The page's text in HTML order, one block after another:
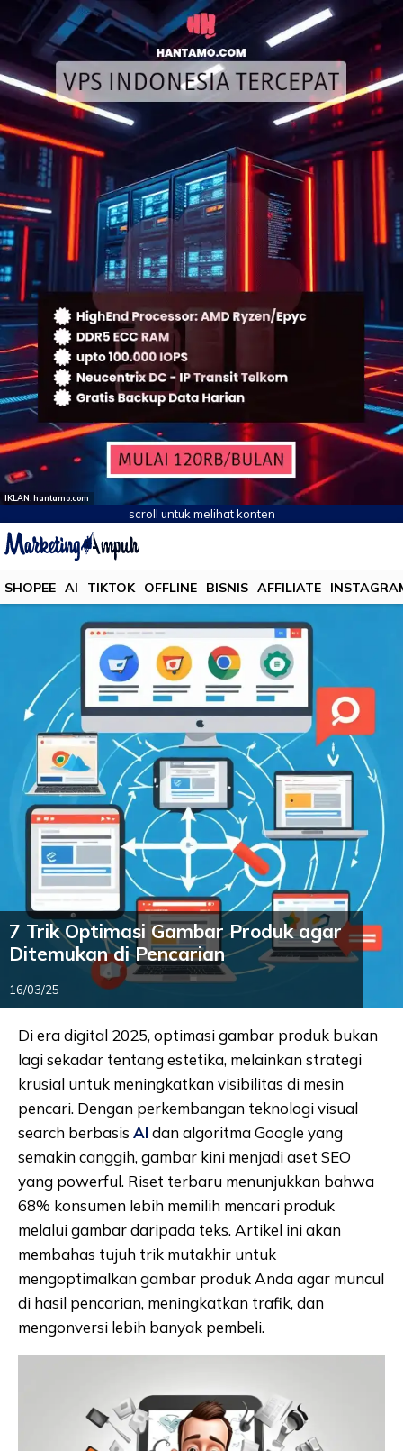
IKLAN. hantamo.com
scroll untuk melihat konten
SHOPEE AI TIKTOK OFFLINE BISNIS AFFILIATE
7 Trik Optimasi Gambar Produk agar
Ditemukan di Pencarian
16/03/25
Di era digital 2025, optimasi gambar produk bukan
lagi sekadar tentang estetika, melainkan strategi
krusial untuk meningkatkan visibilitas di mesin
pencari. Dengan perkembangan teknologi visual
search berbasis AIdan algoritma Google yang
semakin canggih, gambar kini menjadi aset SEO
yang powerful. Riset terbaru menunjukkan bahwa
68% konsumen lebih memilih mencari produk
melalui gambar daripada teks. Artikel ini akan
membahas tujuh trik mutakhir untuk
mengoptimalkan gambar produk Anda agar muncul
di hasil pencarian, meningkatkan trafik, dan
mengonversi lebih banyak pembeli.